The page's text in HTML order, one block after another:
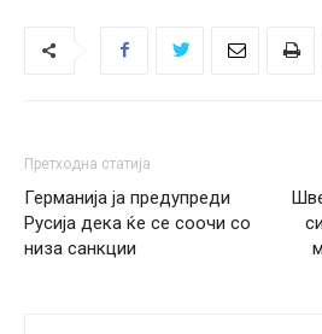
Претходна статија
Германија ја предупреди
Русија дека ќе се соочи со
низа санкции